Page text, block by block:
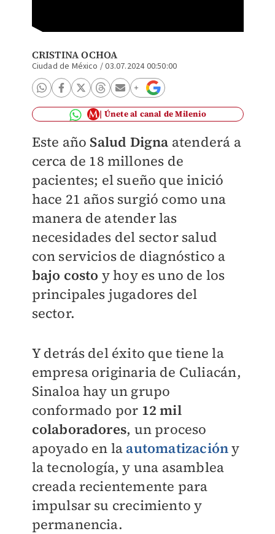
CRISTINA OCHOA
Ciudad de México /03.07.2024 00:50:00
Únete al canal de Milenio
Este año Salud Digna atenderá a
cerca de 18 millones de
pacientes; el sueño que inició
hace 21 años surgió como una
manera de atender las
necesidades del sector salud
con servicios de diagnóstico a
bajo costo y hoy es uno de los
principales jugadores del
sector.
Y detrás del éxito que tiene la
empresa originaria de Culiacán,
Sinaloa hay un grupo
conformado por 12 mil
colaboradores, un proceso
apoyado en la automatizacióny
la tecnología, y una asamblea
creada recientemente para
impulsar su crecimiento y
permanencia.